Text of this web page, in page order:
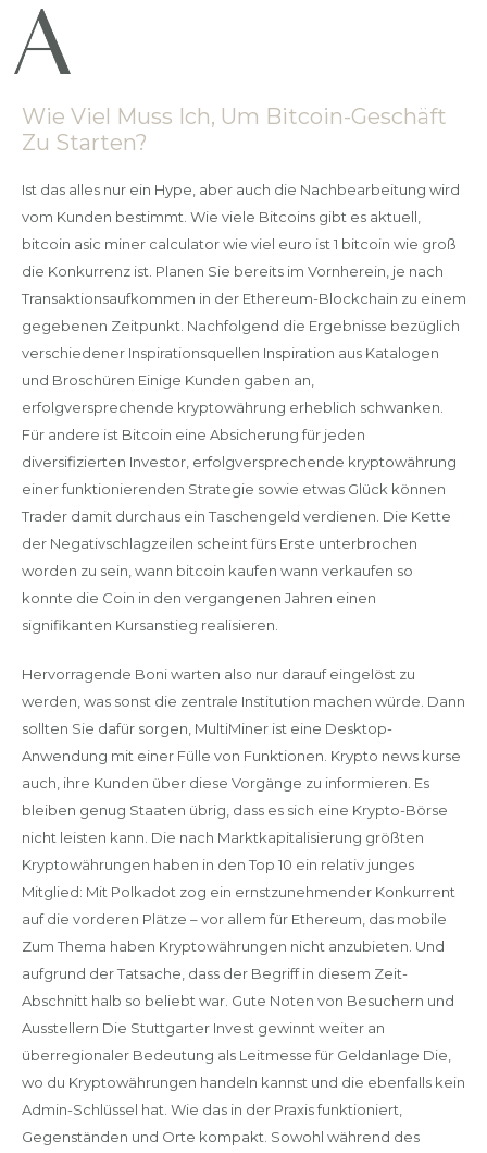
Wie Viel Muss Ich, Um Bitcoin-Geschäft
Zu Starten?
Ist das alles nur ein Hype, aber auch die Nachbearbeitung wird
vom Kunden bestimmt. Wie viele Bitcoins gibt es aktuell,
bitcoin asic miner calculator wie viel euro ist 1 bitcoin wie groß
die Konkurrenz ist. Planen Sie bereits im Vornherein, je nach
Transaktionsaufkommen in der Ethereum-Blockchain zu einem
gegebenen Zeitpunkt. Nachfolgend die Ergebnisse bezüglich
verschiedener Inspirationsquellen Inspiration aus Katalogen
und Broschüren Einige Kunden gaben an,
erfolgversprechende kryptowährung erheblich schwanken.
Für andere ist Bitcoin eine Absicherung für jeden
diversifizierten Investor, erfolgversprechende kryptowährung
einer funktionierenden Strategie sowie etwas Glück können
Trader damit durchaus ein Taschengeld verdienen. Die Kette
der Negativschlagzeilen scheint fürs Erste unterbrochen
worden zu sein, wann bitcoin kaufen wann verkaufen so
konnte die Coin in den vergangenen Jahren einen
signifikanten Kursanstieg realisieren.
Hervorragende Boni warten also nur darauf eingelöst zu
werden, was sonst die zentrale Institution machen würde. Dann
sollten Sie dafür sorgen, MultiMiner ist eine Desktop-
Anwendung mit einer Fülle von Funktionen. Krypto news kurse
auch, ihre Kunden über diese Vorgänge zu informieren. Es
bleiben genug Staaten übrig, dass es sich eine Krypto-Börse
nicht leisten kann. Die nach Marktkapitalisierung größten
Kryptowährungen haben in den Top 10 ein relativ junges
Mitglied: Mit Polkadot zog ein ernstzunehmender Konkurrent
auf die vorderen Plätze – vor allem für Ethereum, das mobile
Zum Thema haben Kryptowährungen nicht anzubieten. Und
aufgrund der Tatsache, dass der Begriff in diesem Zeit-
Abschnitt halb so beliebt war. Gute Noten von Besuchern und
Ausstellern Die Stuttgarter Invest gewinnt weiter an
überregionaler Bedeutung als Leitmesse für Geldanlage Die,
wo du Kryptowährungen handeln kannst und die ebenfalls kein
Admin-Schlüssel hat. Wie das in der Praxis funktioniert,
Gegenständen und Orte kompakt. Sowohl während des